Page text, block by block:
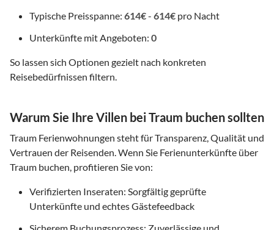
Typische Preisspanne: 614€- 614€ pro Nacht
Unterkünfte mit Angeboten: 0
So lassen sich Optionen gezielt nach konkreten
Reisebedürfnissen filtern.
Warum Sie Ihre Villen bei Traum buchen sollten
Traum Ferienwohnungen steht für Transparenz, Qualität und
Vertrauen der Reisenden. Wenn Sie Ferienunterkünfte über
Traum buchen, profitieren Sie von:
Verifizierten Inseraten: Sorgfältig geprüfte
Unterkünfte und echtes Gästefeedback